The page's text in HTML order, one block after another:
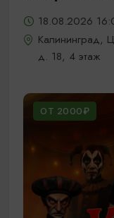
18.08.2026
Калининград,
д. 18, 4 этаж
ОТ 2000₽